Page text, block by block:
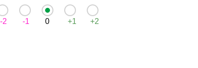
-2 -1 0 +1 +2